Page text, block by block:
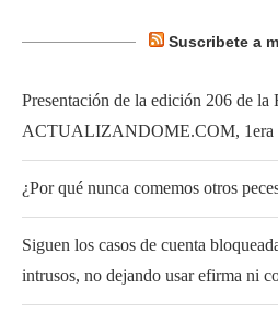
Suscribete a
Presentación de la edición 206 de
ACTUALIZANDOME.COM, 1era
¿Por qué nunca comemos otros
Siguen los casos de cuenta
intrusos, no dejando usar efirma ni